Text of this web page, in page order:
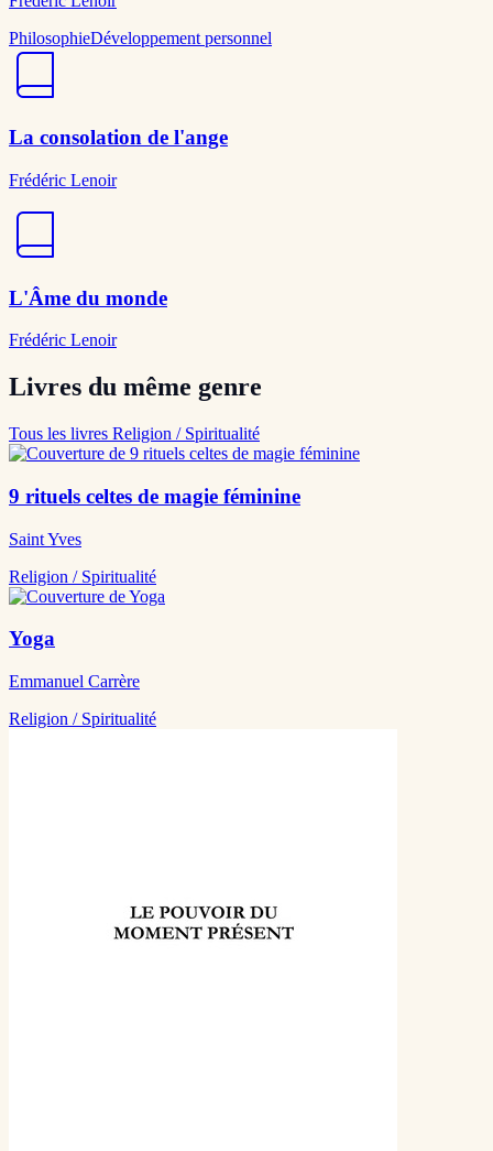
PhilosophieDéveloppement personnel
La consolation de l'ange
Frédéric Lenoir
L'Âme du monde
Frédéric Lenoir
Livres du même genre
Tous les livres Religion / Spiritualité
9 rituels celtes de magie féminine
Saint Yves
Religion / Spiritualité
Yoga
Emmanuel Carrère
Religion / Spiritualité